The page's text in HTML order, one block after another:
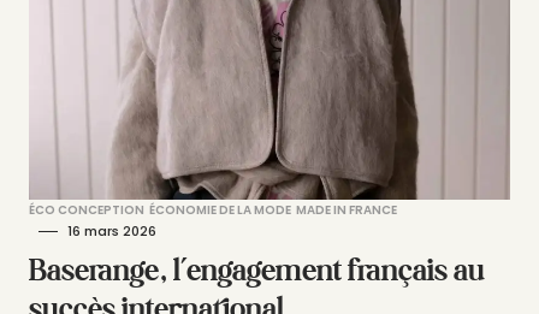
ÉCO CONCEPTION ÉCONOMIE DE LA MODE MADE IN FRANCE
16 mars 2026
Baserange, l’engagement français au